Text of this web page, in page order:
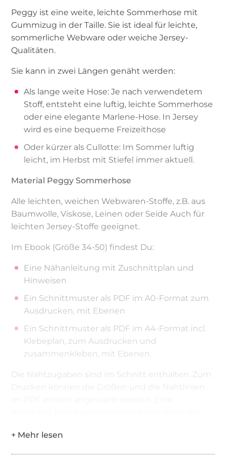
Peggy ist eine weite, leichte Sommerhose mit
Gummizug in der Taille. Sie ist ideal für leichte,
sommerliche Webware oder weiche Jersey-
Qualitäten.
Sie kann in zwei Längen genäht werden:
Als lange weite Hose: Je nach verwendetem
Stoff, entsteht eine luftig, leichte Sommerhose
oder eine elegante Marlene-Hose. In Jersey
wird es eine bequeme Freizeithose
Oder kürzer als Cullotte: Im Sommer luftig
leicht, im Herbst mit Stiefel immer aktuell.
Material Peggy Sommerhose
Alle leichten, weichen Webwaren-Stoffe, z.B. aus
Baumwolle, Viskose, Leinen oder Seide Auch für
leichten Jersey-Stoffe geeignet.
Im Ebook (Größe 34-50) findest Du:
Eine Nähanleitung mit Zuschnittplan und
Hinweisen
Ein Schnittmuster als PDF im A0-Format zum
Ausdrucken, mit Ebenen
Ein Schnittmuster als PDF im A4-Format incl.
Klebeplan, zum Ausdrucken und
zusammenkleben, mit Ebenen.
Die Nahtzugaben sind im Schnitt enthalten. Zum